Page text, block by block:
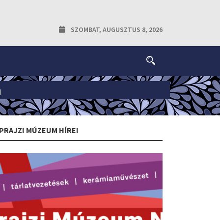
SZOMBAT, AUGUSZTUS 8, 2026
MÚZEUM HÍREI